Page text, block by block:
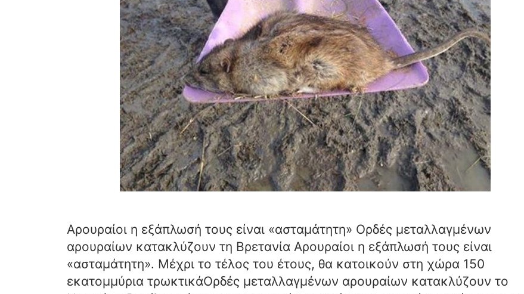
Αρουραίοι η εξάπλωσή τους είναι «ασταμάτητη» Ορδές μεταλλαγμένων
αρουραίων κατακλύζουν τη Βρετανία Αρουραίοι η εξάπλωσή τους είναι
«ασταμάτητη». Μέχρι το τέλος του έτους, θα κατοικούν στη χώρα 150
εκατομμύρια τρωκτικάΟρδές μεταλλαγμένων αρουραίων κατακλύζουν το